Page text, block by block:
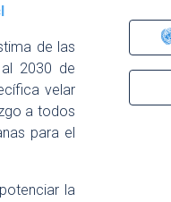
de las
2030 de
velar
a todos
para el
la